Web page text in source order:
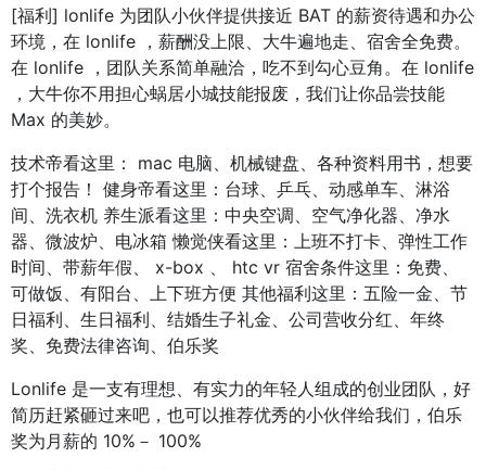
[福利] lonlife 为团队小伙伴提供接近 BAT 的薪资待遇和办公
环境，在 lonlife ，薪酬没上限、大牛遍地走、宿舍全免费。
在 lonlife ，团队关系简单融洽，吃不到勾心豆角。在 lonlife
，大牛你不用担心蜗居小城技能报废，我们让你品尝技能
Max 的美妙。
技术帝看这里： mac 电脑、机械键盘、各种资料用书，想要
打个报告！ 健身帝看这里：台球、乒乓、动感单车、淋浴
间、洗衣机 养生派看这里：中央空调、空气净化器、净水
器、微波炉、电冰箱 懒觉侠看这里：上班不打卡、弹性工作
时间、带薪年假、 x-box 、 htc vr 宿舍条件这里：免费、
可做饭、有阳台、上下班方便 其他福利这里：五险一金、节
日福利、生日福利、结婚生子礼金、公司营收分红、年终
奖、免费法律咨询、伯乐奖
Lonlife 是一支有理想、有实力的年轻人组成的创业团队，好
简历赶紧砸过来吧，也可以推荐优秀的小伙伴给我们，伯乐
奖为月薪的 10%－ 100%